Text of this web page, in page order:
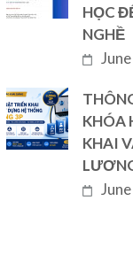
HỌC
NGHỀ
KHÓA
KHAI